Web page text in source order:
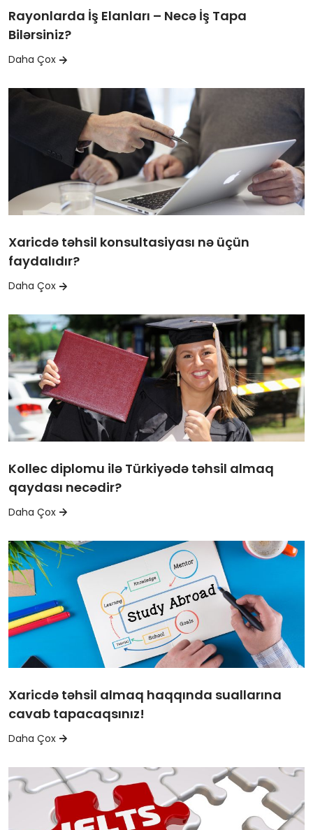
Rayonlarda İş Elanları – Necə İş Tapa
Bilərsiniz?
Daha Çox
Xaricdə təhsil konsultasiyası nə üçün
faydalıdır?
Daha Çox
Kollec diplomu ilə Türkiyədə təhsil almaq
qaydası necədir?
Daha Çox
Xaricdə təhsil almaq haqqında suallarına
cavab tapacaqsınız!
Daha Çox